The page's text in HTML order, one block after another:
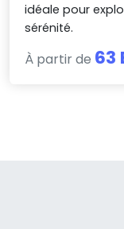
idéale pour
sérénité.
À partir de 63